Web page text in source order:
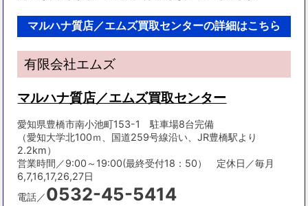
マルハナ質店／エムズ買取センターの詳細はこちら
有限会社エムズ
マルハナ質店／エムズ買取センター
愛知県豊橋市南小池町153-1 駐車場8台完備
（愛知大学北100ｍ、国道259号線沿い、JR豊橋駅より
2.2km）
営業時間／9:00～19:00(最終受付18：50） 定休日／毎月
6,7,16,17,26,27日
電話／0532-45-5414